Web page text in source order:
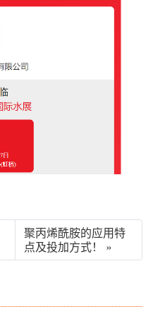
聚丙烯酰胺的应用特
点及投加方式！ »